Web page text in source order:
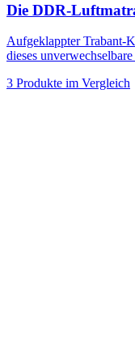
Die DDR-
Aufgeklappter Trabant-
dieses
3 Produkte im Vergleich